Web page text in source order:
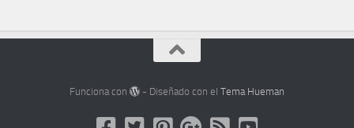
Funciona con - Diseñado con elTema Hueman